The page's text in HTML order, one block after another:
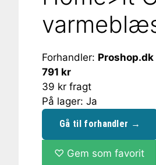
Forhandler: Proshop.dk
791 kr
39 kr fragt
På lager: Ja
Gå til forhandler →
♡ Gem som favorit